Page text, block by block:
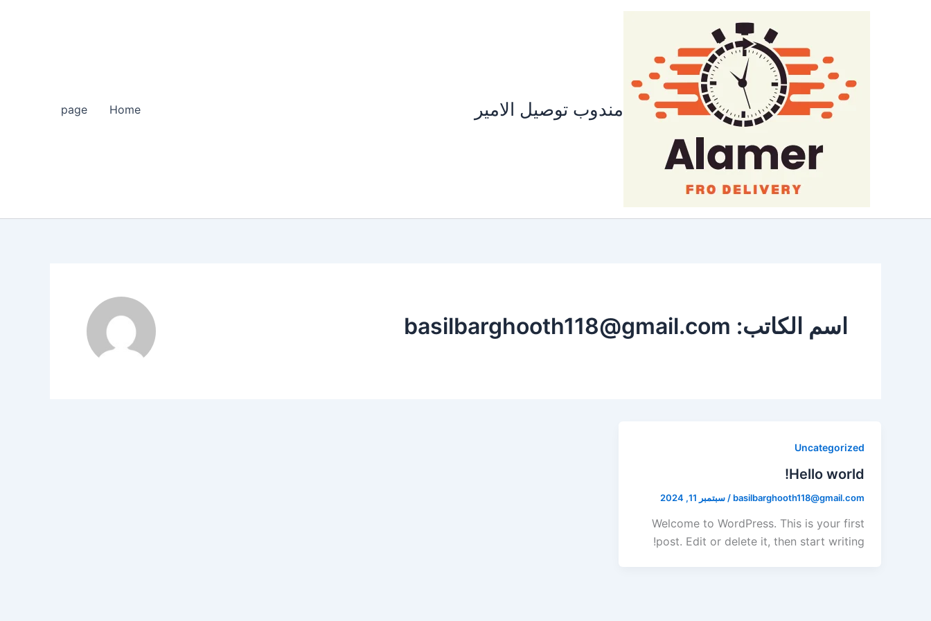
مندوب توصيل الامير Home
page
اسم الكاتب: basilbarghooth118@gmail.com
Uncategorized
Hello world!
basilbarghooth118@gmail.com
/ سبتمبر 11, 2024
Welcome to WordPress. This is your first
post. Edit or delete it, then start writing!